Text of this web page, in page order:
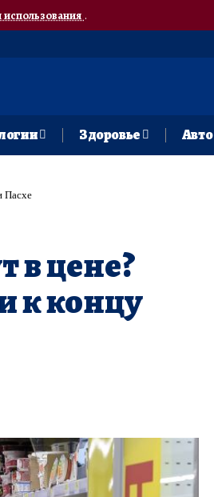
использования.
Здоровье Авто
Пасхе
в цене?
к концу